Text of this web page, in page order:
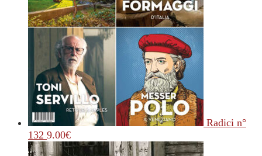
Radici n°
132 9.00€